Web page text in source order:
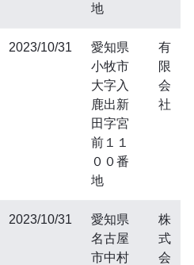
地
2023/10/31
愛知県
小牧市
大字入
鹿出新
田字宮
前１１
００番
地
有
限
会
社
2023/10/31
愛知県
名古屋
市中村
株
式
会